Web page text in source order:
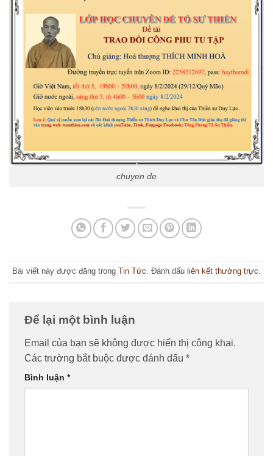
chuyen de
Bài viết này được đăng trong Tin Tức. Đánh dấu liên kết thường trực.
Để lại một bình luận
Email của bạn sẽ không được hiển thị công khai.
Các trường bắt buộc được đánh dấu *
Bình luận *